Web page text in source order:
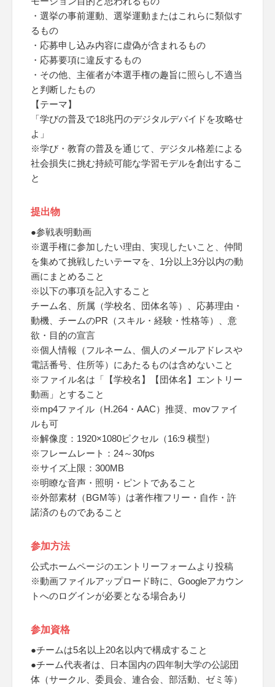
・選挙の事前運動、選挙運動またはこれらに類似す
るもの
・応募申し込み内容に虚偽が含まれるもの
・応募要項に違反するもの
・その他、主催者が本選手権の趣旨に照らし不適当
と判断したもの
【テーマ】
「学びの普及で18兆円のデジタルデバイドを攻略せ
よ」
※学び・教育の普及を通じて、デジタル格差による
社会損失に挑む持続可能な学習モデルを創出するこ
と
提出物
●参戦表明動画
※選手権に参加したい理由、実現したいこと、仲間
を集めて挑戦したいテーマを、1分以上3分以内の動
画にまとめること
※以下の事項を記入すること
チーム名、所属（学校名、団体名等）、応募理由・
動機、チームのPR（スキル・経験・性格等）、意
欲・目的の宣言
※個人情報（フルネーム、個人のメールアドレスや
電話番号、住所等）にあたるものは含めないこと
※ファイル名は「【学校名】【団体名】エントリー
動画」とすること
※mp4ファイル（H.264・AAC）推奨、movファイ
ルも可
※解像度：1920×1080ピクセル（16:9 横型）
※フレームレート：24～30fps
※サイズ上限：300MB
※明瞭な音声・照明・ピントであること
※外部素材（BGM等）は著作権フリー・自作・許
諾済のものであること
参加方法
公式ホームページのエントリーフォームより投稿
※動画ファイルアップロード時に、Googleアカウン
トへのログインが必要となる場合あり
参加資格
●チームは5名以上20名以内で構成すること
●チーム代表者は、日本国内の四年制大学の公認団
体（サークル、委員会、連合会、部活動、ゼミ等）